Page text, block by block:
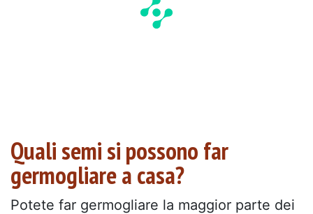
Quali semi si possono far
germogliare a casa?
Potete far germogliare la maggior parte dei